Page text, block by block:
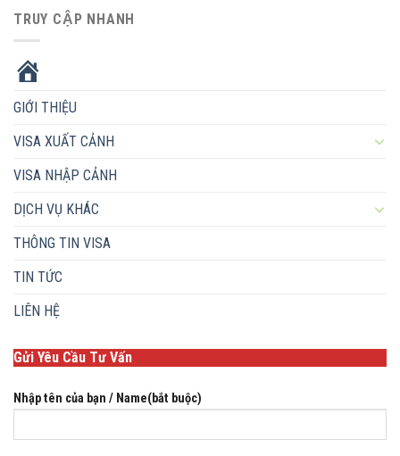
TRUY CẬP NHANH
GIỚI THIỆU
VISA XUẤT CẢNH
VISA NHẬP CẢNH
DỊCH VỤ KHÁC
THÔNG TIN VISA
TIN TỨC
LIÊN HỆ
Gửi Yêu Cầu Tư Vấn
Nhập tên của bạn / Name(bắt buộc)